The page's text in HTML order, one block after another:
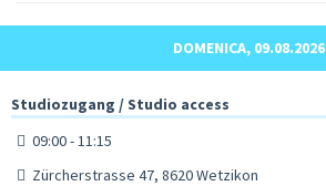
DOMENICA, 09.08.2026
Studiozugang / Studio access
09:00 - 11:15
Zürcherstrasse 47, 8620 Wetzikon